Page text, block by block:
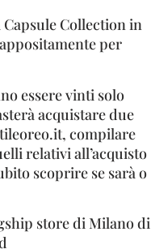
Collection in
per
essere vinti solo
acquistare due
compilare
relativi all’acquisto
scoprire se sarà o
store di Milano di